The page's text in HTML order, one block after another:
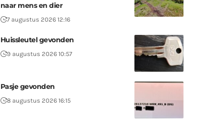
naar mens en dier
7 augustus 2026 12:16
Huissleutel gevonden
9 augustus 2026 10:57
Pasje gevonden
8 augustus 2026 16:15